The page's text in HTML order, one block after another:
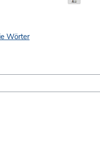
WörterH5P